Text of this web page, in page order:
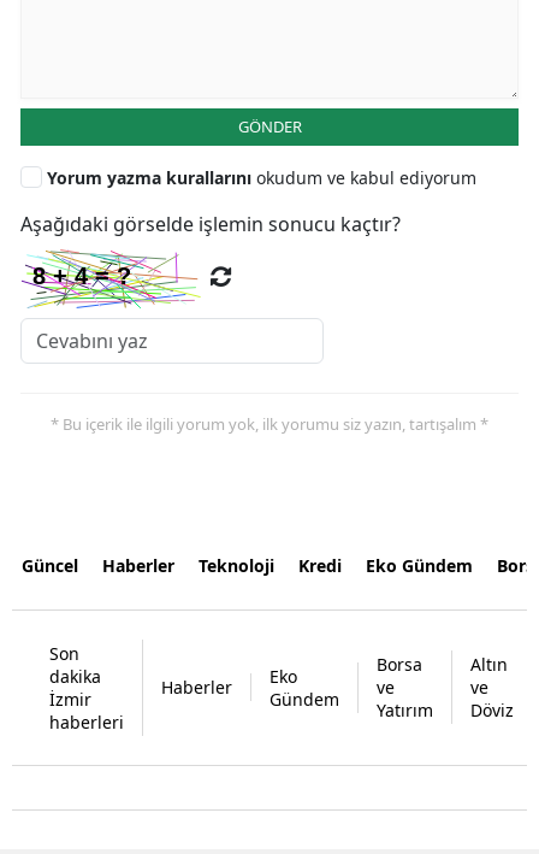
GÖNDER
Yorum yazma kurallarını okudum ve kabul ediyorum
Aşağıdaki görselde işlemin sonucu kaçtır?
* Bu içerik ile ilgili yorum yok, ilk yorumu siz yazın, tartışalım *
Güncel Haberler Teknoloji Kredi Eko Gündem
Son
dakika
İzmir
haberleri
Haberler
Eko
Gündem
Borsa
ve
Yatırım
Altın
ve
Döviz